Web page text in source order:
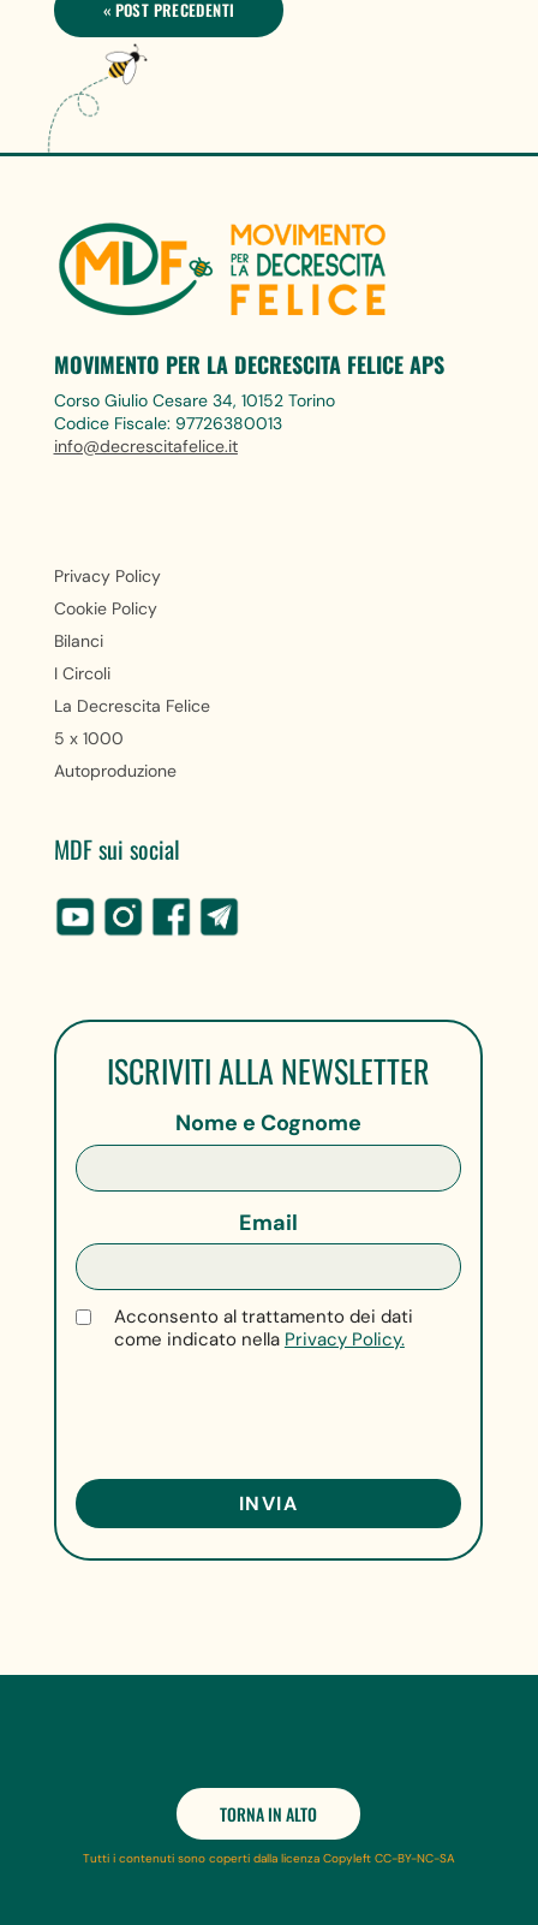
« POST PRECEDENTI
MOVIMENTO PER LA DECRESCITA FELICE APS
Corso Giulio Cesare 34, 10152 Torino
Codice Fiscale: 97726380013
info@decrescitafelice.it
Privacy Policy
Cookie Policy
Bilanci
I Circoli
La Decrescita Felice
5 x 1000
Autoproduzione
MDF sui social
ISCRIVITI ALLA NEWSLETTER
Nome e Cognome
Email
Acconsento al trattamento dei dati
come indicato nella Privacy Policy.
TORNA IN ALTO
Tutti i contenuti sono coperti dalla licenza Copyleft CC-BY-NC-SA